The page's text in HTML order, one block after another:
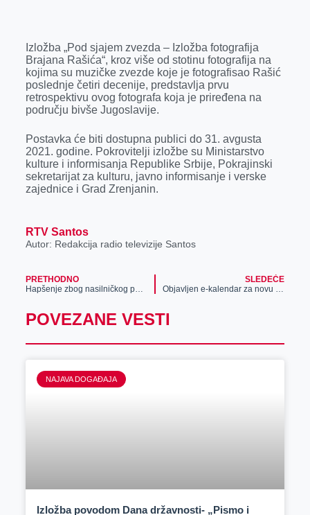
Izložba „Pod sjajem zvezda – Izložba fotografija
Brajana Rašića“, kroz više od stotinu fotografija na
kojima su muzičke zvezde koje je fotografisao Rašić
poslednje četiri decenije, predstavlja prvu
retrospektivu ovog fotografa koja je priređena na
području bivše Jugoslavije.
Postavka će biti dostupna publici do 31. avgusta
2021. godine. Pokrovitelji izložbe su Ministarstvo
kulture i informisanja Republike Srbije, Pokrajinski
sekretarijat za kulturu, javno informisanje i verske
zajednice i Grad Zrenjanin.
RTV Santos
Autor: Redakcija radio televizije Santos
PRETHODNO
Hapšenje zbog nasilničkog ponašanja
SLEDEĆE
Objavljen e-kalendar za novu školsku godinu
POVEZANE VESTI
NAJAVA DOGAĐAJA
Izložba povodom Dana državnosti- „Pismo i